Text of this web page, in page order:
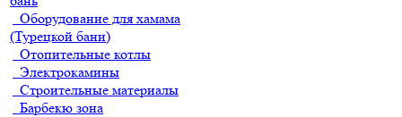
Оборудование для хамама
(Турецкой бани)
Отопительные котлы
Электрокамины
Строительные материалы
Барбекю зона